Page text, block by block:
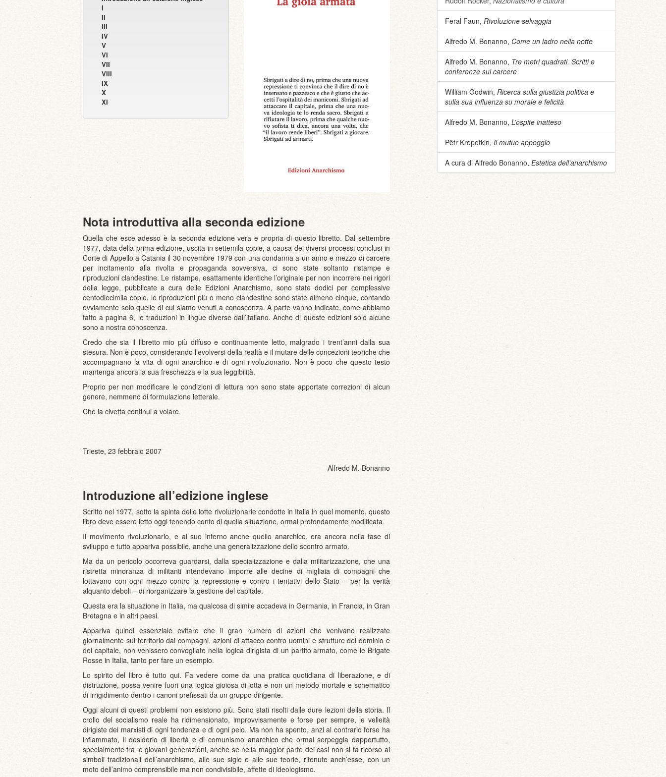
I
II
III
IV
V
VI
VII
VIII
IX
X
XI
Nota introduttiva alla seconda edizione
Quella che esce adesso è la seconda edizione vera e propria di questo libretto. Dal settembre
1977, data della prima edizione, uscita in settemila copie, a causa dei diversi processi conclusi in
Corte di Appello a Catania il 30 novembre 1979 con una condanna a un anno e mezzo di carcere
per incitamento alla rivolta e propaganda sovversiva, ci sono state soltanto ristampe e
riproduzioni clandestine. Le ristampe, esattamente identiche l’originale per non incorrere nei rigori
della legge, pubblicate a cura delle Edizioni Anarchismo, sono state dodici per complessive
centodiecimila copie, le riproduzioni più o meno clandestine sono state almeno cinque, contando
ovviamente solo quelle di cui siamo venuti a conoscenza. A parte vanno indicate, come abbiamo
fatto a pagina 6, le traduzioni in lingue diverse dall’italiano. Anche di queste edizioni solo alcune
sono a nostra conoscenza.
Credo che sia il libretto mio più diffuso e continuamente letto, malgrado i trent’anni dalla sua
stesura. Non è poco, considerando l’evolversi della realtà e il mutare delle concezioni teoriche che
accompagnano la vita di ogni anarchico e di ogni rivoluzionario. Non è poco che questo testo
mantenga ancora la sua freschezza e la sua leggibilità.
Proprio per non modificare le condizioni di lettura non sono state apportate correzioni di alcun
genere, nemmeno di formulazione letterale.
Che la civetta continui a volare.
Trieste, 23 febbraio 2007
Alfredo M. Bonanno
Introduzione all’edizione inglese
Scritto nel 1977, sotto la spinta delle lotte rivoluzionarie condotte in Italia in quel momento, questo
libro deve essere letto oggi tenendo conto di quella situazione, ormai profondamente modificata.
Il movimento rivoluzionario, e al suo interno anche quello anarchico, era ancora nella fase di
sviluppo e tutto appariva possibile, anche una generalizzazione dello scontro armato.
Ma da un pericolo occorreva guardarsi, dalla specializzazione e dalla militarizzazione, che una
ristretta minoranza di militanti intendevano imporre alle decine di migliaia di compagni che
lottavano con ogni mezzo contro la repressione e contro i tentativi dello Stato – per la verità
alquanto deboli – di riorganizzare la gestione del capitale.
Questa era la situazione in Italia, ma qualcosa di simile accadeva in Germania, in Francia, in Gran
Bretagna e in altri paesi.
Appariva quindi essenziale evitare che il gran numero di azioni che venivano realizzate
giornalmente sul territorio dai compagni, azioni di attacco contro uomini e strutture del dominio e
del capitale, non venissero convogliate nella logica dirigista di un partito armato, come le Brigate
Rosse in Italia, tanto per fare un esempio.
Lo spirito del libro è tutto qui. Fa vedere come da una pratica quotidiana di liberazione, e di
distruzione, possa venire fuori una logica gioiosa di lotta e non un metodo mortale e schematico
di irrigidimento dentro i canoni prefissati da un gruppo dirigente.
Oggi alcuni di questi problemi non esistono più. Sono stati risolti dalle dure lezioni della storia. Il
crollo del socialismo reale ha ridimensionato, improvvisamente e forse per sempre, le velleità
dirigiste dei marxisti di ogni tendenza e di ogni pelo. Ma non ha spento, anzi al contrario forse ha
infiammato, il desiderio di libertà e di comunismo anarchico che ormai serpeggia dappertutto,
specialmente fra le giovani generazioni, anche se nella maggior parte dei casi non si fa ricorso ai
simboli tradizionali dell’anarchismo, alle sue sigle e alle sue teorie, ritenute anch’esse, con un
moto dell’animo comprensibile ma non condivisibile, affette di ideologismo.
Feral Faun, Rivoluzione selvaggia
Alfredo M. Bonanno, Come un ladro nella notte
Alfredo M. Bonanno, Tre metri quadrati. Scritti e
conferenze sul carcere
William Godwin, Ricerca sulla giustizia politica e
sulla sua influenza su morale e felicità
Alfredo M. Bonanno, L’ospite inatteso
Pëtr Kropotkin, Il mutuo appoggio
A cura di Alfredo Bonanno, Estetica dell’anarchismo